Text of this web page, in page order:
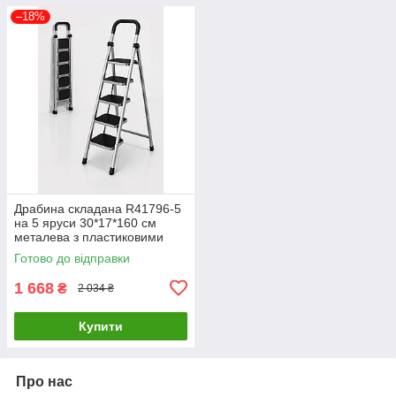
–18%
Драбина складана R41796-5
на 5 яруси 30*17*160 см
металева з пластиковими
накладками, універсальна
Готово до відправки
1 668 ₴ 2 034 ₴
Купити
Про нас